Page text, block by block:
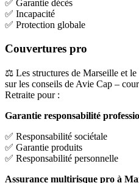
✅ Garantie décès
✅ Incapacité
✅ Protection globale
Couvertures pro
⚖️ Les structures de Marseille et le
sur les conseils de Avie Cap –
Retraite pour :
Garantie responsabilité
✅ Responsabilité sociétale
✅ Garantie produits
✅ Responsabilité personnelle
Assurance multirisque pro à